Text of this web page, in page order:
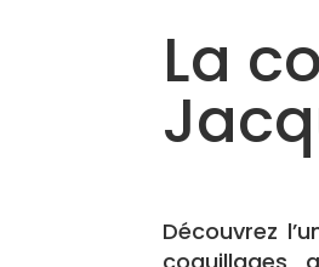
La
Découvrez